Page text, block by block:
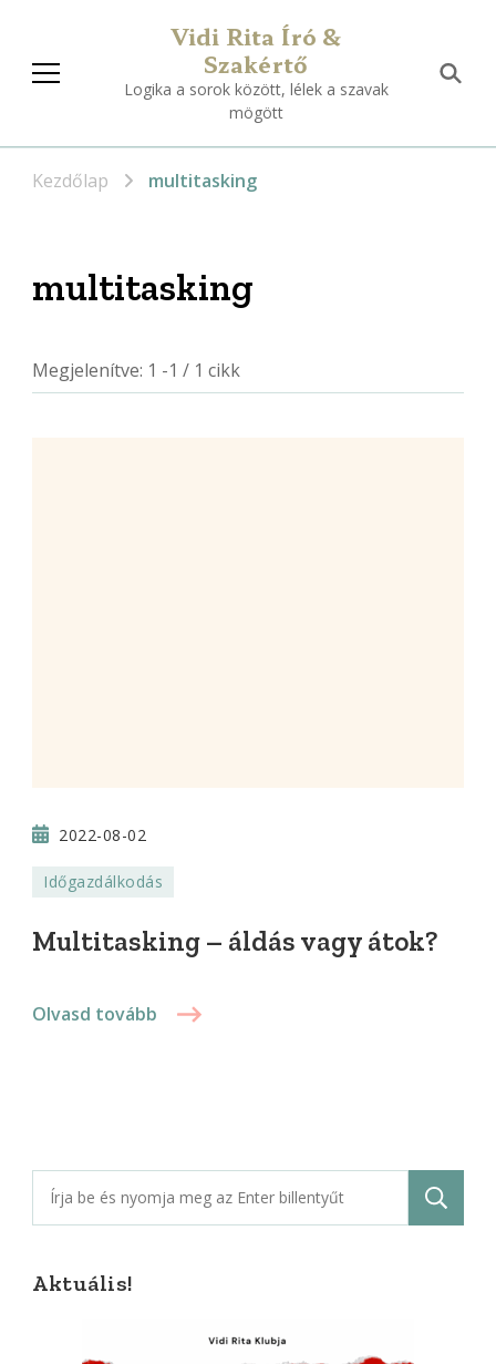
Vidi Rita Író &
Szakértő
Logika a sorok között, lélek a szavak
mögött
Kezdőlap multitasking
multitasking
Megjelenítve: 1 -1 / 1 cikk
2022-08-02
Időgazdálkodás
Multitasking – áldás vagy átok?
Olvasd tovább
Keresés:
Aktuális!